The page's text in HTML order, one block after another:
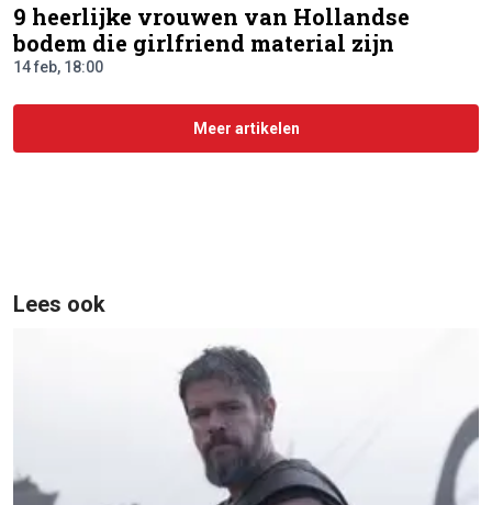
9 heerlijke vrouwen van Hollandse
bodem die girlfriend material zijn
14 feb, 18:00
Meer artikelen
Lees ook